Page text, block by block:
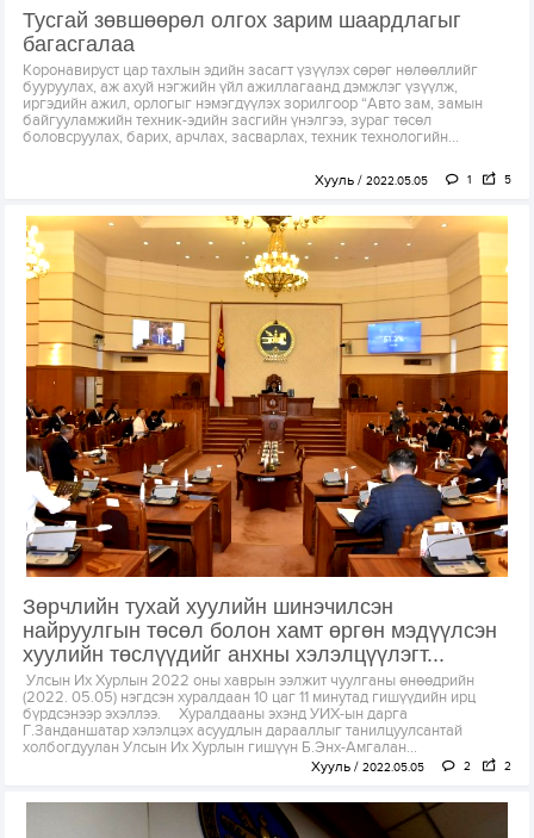
Тусгай зөвшөөрөл олгох зарим шаардлагыг
багасгалаа
Коронавируст цар тахлын эдийн засагт үзүүлэх сөрөг нөлөөллийг
бууруулах, аж ахуй нэгжийн үйл ажиллагаанд дэмжлэг үзүүлж,
иргэдийн ажил, орлогыг нэмэгдүүлэх зорилгоор “Авто зам, замын
байгууламжийн техник-эдийн засгийн үнэлгээ, зураг төсөл
боловсруулах, барих, арчлах, засварлах, техник технологийн...
Хууль 2022.05.05 1 5
Зөрчлийн тухай хуулийн шинэчилсэн
найруулгын төсөл болон хамт өргөн мэдүүлсэн
хуулийн төслүүдийг анхны хэлэлцүүлэгт...
Улсын Их Хурлын 2022 оны хаврын ээлжит чуулганы өнөөдрийн
(2022. 05.05) нэгдсэн хуралдаан 10 цаг 11 минутад гишүүдийн ирц
бүрдсэнээр эхэллээ. Хуралдааны эхэнд УИХ-ын дарга
Г.Занданшатар хэлэлцэх асуудлын дарааллыг танилцуулсантай
холбогдуулан Улсын Их Хурлын гишүүн Б.Энх-Амгалан...
Хууль 2022.05.05 2 2